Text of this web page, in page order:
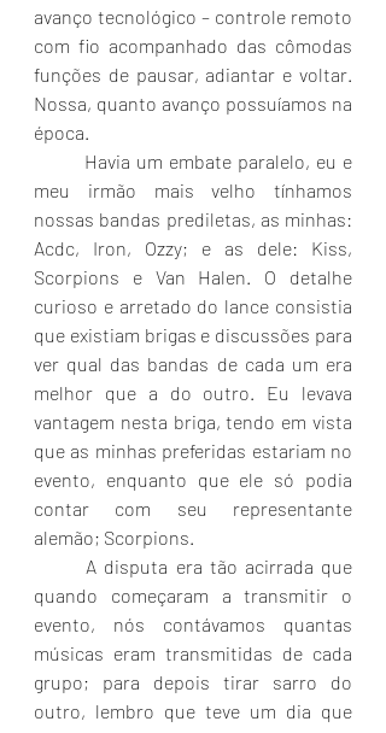
avanço tecnológico – controle remoto
com fio acompanhado das cômodas
funções de pausar, adiantar e voltar.
Nossa, quanto avanço possuíamos na
época.
meu irmão mais velho tínhamos
nossas bandas prediletas, as minhas:
Acdc, Iron, Ozzy; e as dele: Kiss,
Scorpions e Van Halen. O detalhe
curioso e arretado do lance consistia
que existiam brigas e discussões para
ver qual das bandas de cada um era
melhor que a do outro. Eu levava
vantagem nesta briga, tendo em vista
que as minhas preferidas estariam no
evento, enquanto que ele só podia
contar com seu representante
alemão; Scorpions.
quando começaram a transmitir o
evento, nós contávamos quantas
músicas eram transmitidas de cada
grupo; para depois tirar sarro do
outro, lembro que teve um dia que